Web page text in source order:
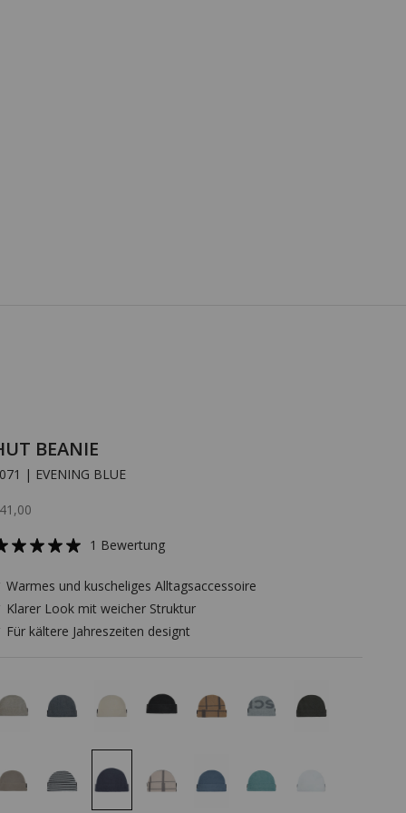
BEANIE
| EVENING BLUE
1 Bewertung
Warmes und kuscheliges Alltagsaccessoire
Klarer Look mit weicher Struktur
Für kältere Jahreszeiten designt